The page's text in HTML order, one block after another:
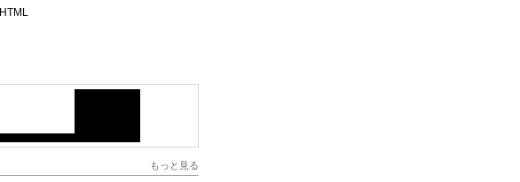
HTML
もっと見る